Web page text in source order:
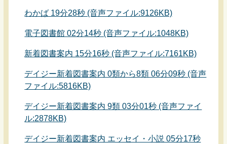
わかば 19分28秒 (音声ファイル:9126KB)
電子図書館 02分14秒 (音声ファイル:1048KB)
新着図書案内 15分16秒 (音声ファイル:7161KB)
デイジー新着図書案内 0類から8類 06分09秒 (音声
ファイル:5816KB)
デイジー新着図書案内 9類 03分01秒 (音声ファイ
ル:2878KB)
デイジー新着図書案内 エッセイ・小説 05分17秒